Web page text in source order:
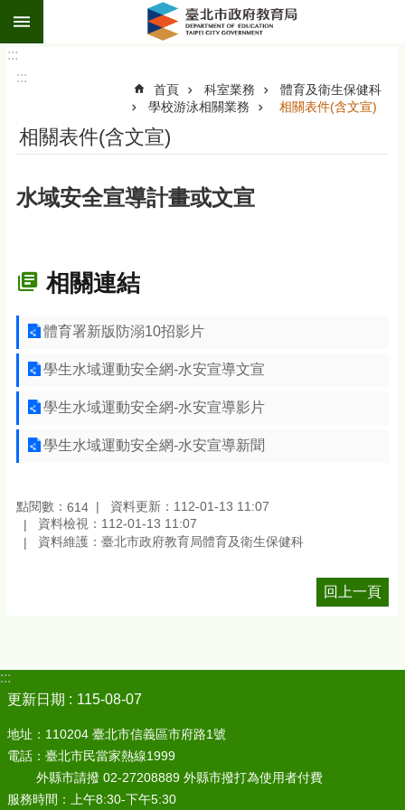
跳到主要內容區塊
:::
:::
首頁 科室業務
體育及衛生保健科
學校游泳相關業務
相關表件(含文宣)
相關表件(含文宣)
水域安全宣導計畫或文宣
相關連結
體育署新版防溺10招影片
學生水域運動安全網-水安宣導文宣
學生水域運動安全網-水安宣導影片
學生水域運動安全網-水安宣導新聞
點閱數： 614
資料更新：112-01-13 11:07
資料檢視：112-01-13 11:07
資料維護：臺北市政府教育局體育及衛生保健科
回上一頁
:::
更新日期
115-08-07
地址：110204 臺北市信義區市府路1號
電話：臺北市民當家熱線1999
外縣市請撥 02-27208889 外縣市撥打為使用者付費
服務時間：上午8:30-下午5:30